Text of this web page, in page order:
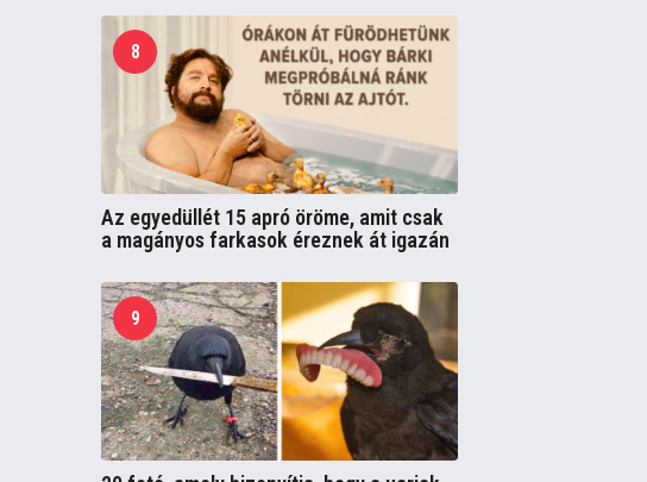
8
Az egyedüllét 15 apró öröme, amit csak
a magányos farkasok éreznek át igazán
9